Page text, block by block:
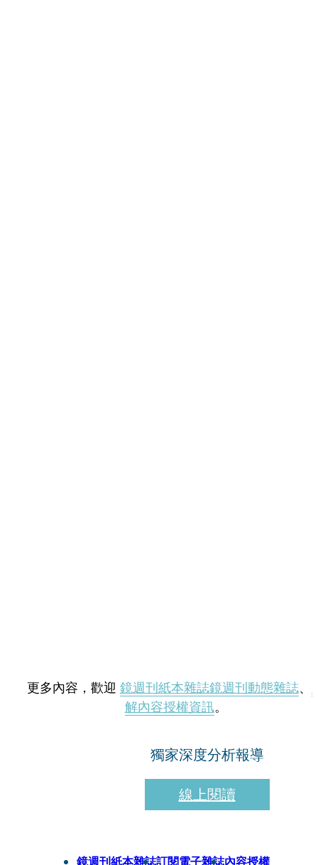
更多內容，歡迎 鏡週刊紙本雜誌鏡週刊動態雜誌、
解內容授權資訊。
獨家深度分析報導
線上閱讀
鏡週刊紙本雜誌訂閱電子雜誌內容授權